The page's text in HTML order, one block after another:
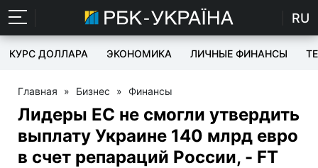
RU
КУРС ДОЛЛАРА ЭКОНОМИКА ЛИЧНЫЕ ФИНАНСЫ
Главная » Бизнес » Финансы
Лидеры ЕС не смогли утвердить
выплату Украине 140 млрд евро
в счет репараций России, - FT